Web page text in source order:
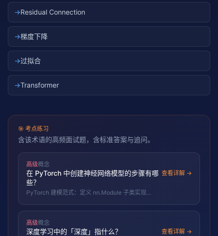
→Residual Connection
→梯度下降
→过拟合
→Transformer
🎯 考点练习
含该术语的高频面试题，含标准答案与追问。
高级概念
在 PyTorch 中创建神经网络模型的步骤有哪
些？
PyTorch 建模范式：定义 nn.Module 子类实现
查看详解 →
高级概念
深度学习中的「深度」指什么？ 查看详解 →